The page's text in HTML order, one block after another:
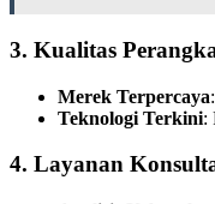
3. Kualitas
Merek Terpercaya
Teknologi Terkini:
4. Layanan